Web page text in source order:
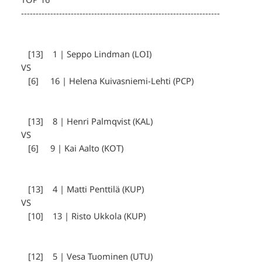
--------------------------------------------------------------------
[13] 1 | Seppo Lindman (LOI)
VS
[6] 16 | Helena Kuivasniemi-Lehti (PCP)
[13] 8 | Henri Palmqvist (KAL)
VS
[6] 9 | Kai Aalto (KOT)
[13] 4 | Matti Penttilä (KUP)
VS
[10] 13 | Risto Ukkola (KUP)
[12] 5 | Vesa Tuominen (UTU)